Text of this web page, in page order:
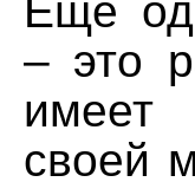
Еще
– это
имеет
своей